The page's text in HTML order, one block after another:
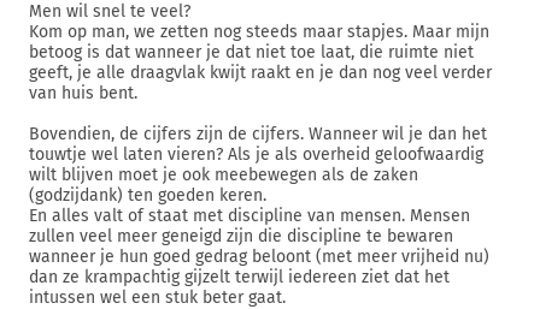
Men wil snel te veel?
Kom op man, we zetten nog steeds maar stapjes. Maar mijn
betoog is dat wanneer je dat niet toe laat, die ruimte niet
geeft, je alle draagvlak kwijt raakt en je dan nog veel verder
van huis bent.
Bovendien, de cijfers zijn de cijfers. Wanneer wil je dan het
touwtje wel laten vieren? Als je als overheid geloofwaardig
wilt blijven moet je ook meebewegen als de zaken
(godzijdank) ten goeden keren.
En alles valt of staat met discipline van mensen. Mensen
zullen veel meer geneigd zijn die discipline te bewaren
wanneer je hun goed gedrag beloont (met meer vrijheid nu)
dan ze krampachtig gijzelt terwijl iedereen ziet dat het
intussen wel een stuk beter gaat.